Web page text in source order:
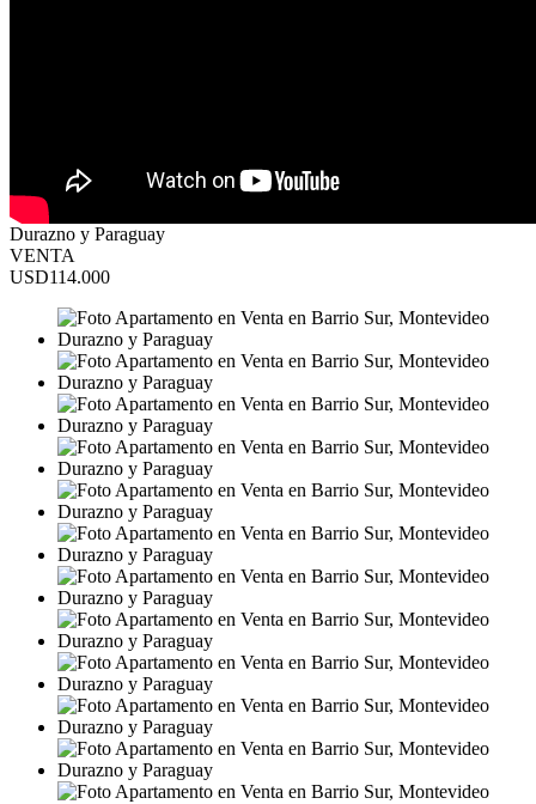
Durazno y Paraguay
VENTA
USD114.000